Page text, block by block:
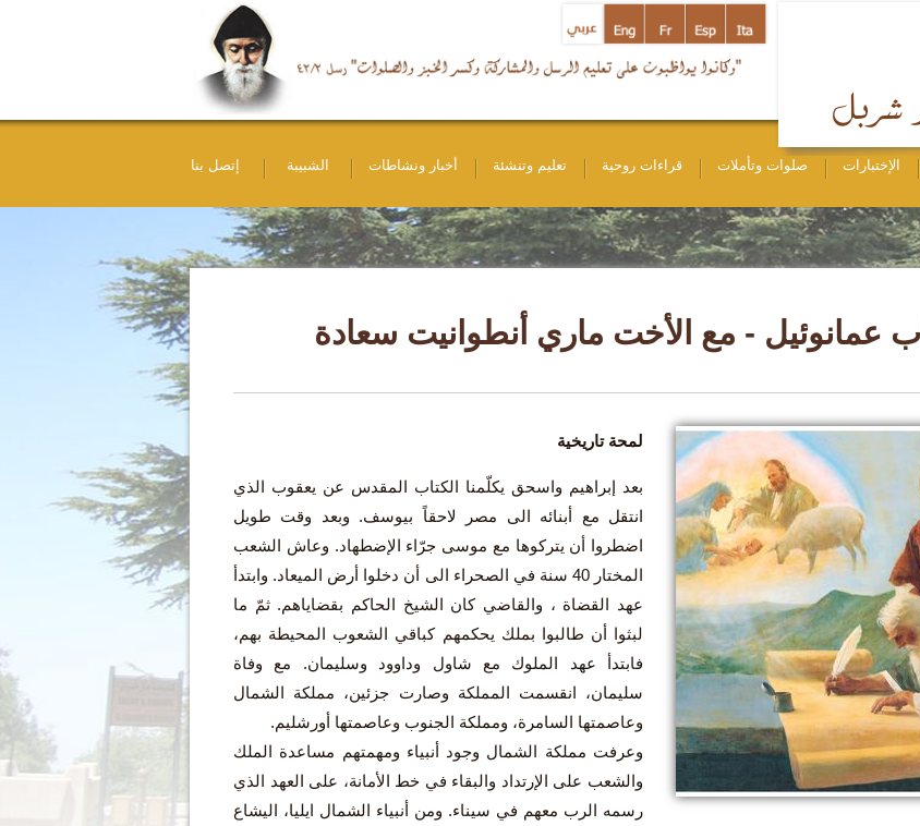
الإختبارات صلوات وتأملات قراءات روحية تعليم وتنشئة أخبار ونشاطات الشبيبة إتصل بنا
عمانوئيل - مع الأخت ماري أنطوانيت سعادة
لمحة تاريخية
بعد إبراهيم واسحق يكلّمنا الكتاب المقدس عن يعقوب الذي
انتقل مع أبنائه الى مصر لاحقاً بيوسف. وبعد وقت طويل
اضطروا أن يتركوها مع موسى جرّاء الإضطهاد. وعاش الشعب
المختار 40 سنة في الصحراء الى أن دخلوا أرض الميعاد. وابتدأ
عهد القضاة ، والقاضي كان الشيخ الحاكم بقضاياهم. ثمّ ما
لبثوا أن طالبوا بملك يحكمهم كباقي الشعوب المحيطة بهم،
فابتدأ عهد الملوك مع شاول وداوود وسليمان. مع وفاة
سليمان، انقسمت المملكة وصارت جزئين، مملكة الشمال
وعاصمتها السامرة، ومملكة الجنوب وعاصمتها أورشليم.
وعرفت مملكة الشمال وجود أنبياء ومهمتهم مساعدة الملك
والشعب على الإرتداد والبقاء في خط الأمانة، على العهد الذي
رسمه الرب معهم في سيناء. ومن أنبياء الشمال ايليا، اليشاع